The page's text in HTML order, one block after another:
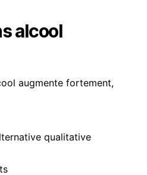
alcool
augmente fortement,
qualitative